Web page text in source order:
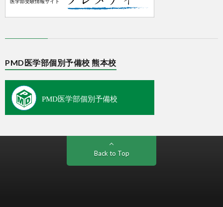
PMD医学部個別予備校 熊本校
Back to Top